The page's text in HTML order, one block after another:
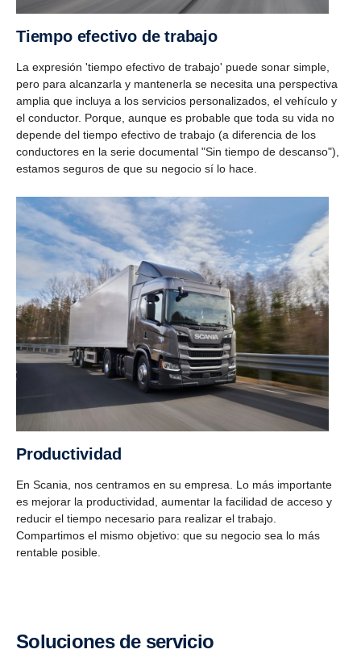
Tiempo efectivo de trabajo
La expresión 'tiempo efectivo de trabajo' puede sonar simple,
pero para alcanzarla y mantenerla se necesita una perspectiva
amplia que incluya a los servicios personalizados, el vehículo y
el conductor. Porque, aunque es probable que toda su vida no
depende del tiempo efectivo de trabajo (a diferencia de los
conductores en la serie documental "Sin tiempo de descanso"),
estamos seguros de que su negocio sí lo hace.
Productividad
En Scania, nos centramos en su empresa. Lo más importante
es mejorar la productividad, aumentar la facilidad de acceso y
reducir el tiempo necesario para realizar el trabajo.
Compartimos el mismo objetivo: que su negocio sea lo más
rentable posible.
Soluciones de servicio